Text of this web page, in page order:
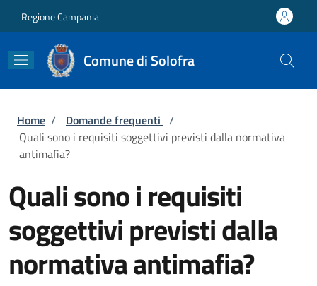
Regione Campania
Comune di Solofra
Briciole di pane
Home / Domande frequenti /
Quali sono i requisiti soggettivi previsti dalla normativa
antimafia?
Quali sono i requisiti
soggettivi previsti dalla
normativa antimafia?